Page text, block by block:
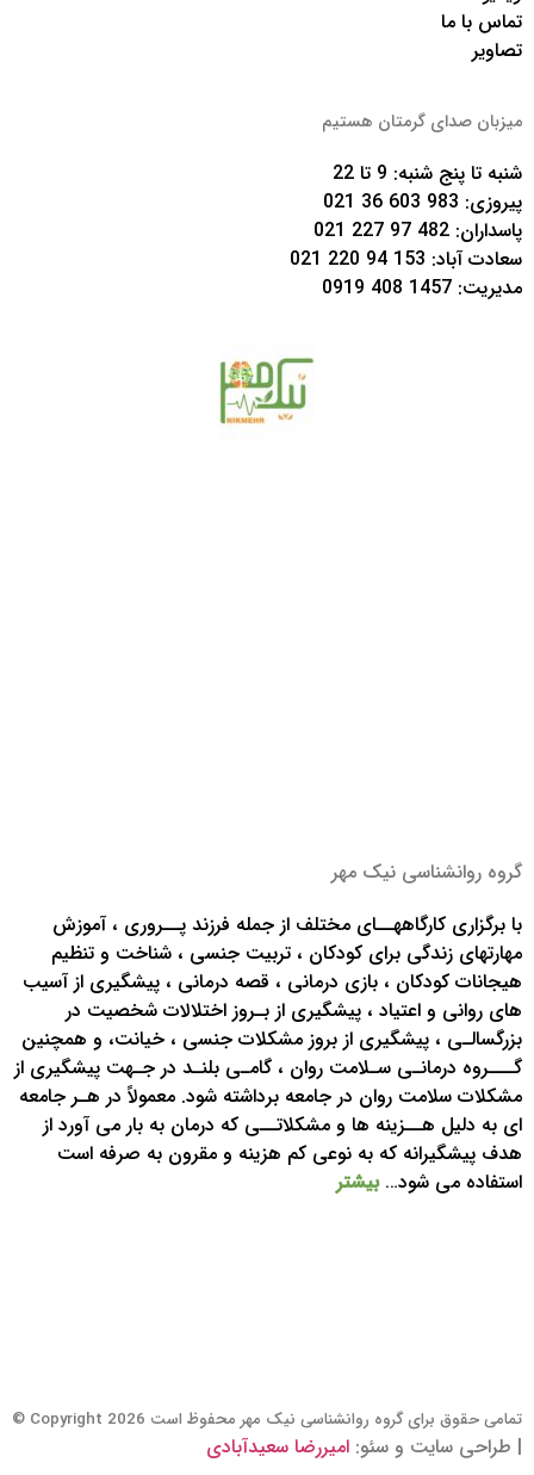
تماس با ما
تصاویر
میزبان صدای گرمتان هستیم
شنبه تا پنج شنبه: 9 تا 22
پیروزی: 983 603 36 021
پاسداران: 482 97 227 021
سعادت آباد: 153 94 220 021
مدیریت: 1457 408 0919
گروه روانشناسی نیک مهر
با برگزاری کارگاههــای مختلف از جمله فرزند پــروری ، آموزش
مهارتهای زندگی برای کودکان ، تربیت جنسی ، شناخت و تنظیم
هیجانات کودکان ، بازی درمانی ، قصه درمانی ، پیشگیری از آسیب
های روانی و اعتیاد ، پیشگیری از بـروز اختلالات شخصیت در
بزرگسالـی ، پیشگیری از بروز مشکلات جنسی ، خیانت، و همچنین
گـــروه درمانـی سـلامت روان ، گامـی بلنـد در جـهت پیشگیری از
مشکلات سلامت روان در جامعه برداشته شود. معمولاً در هـر جامعه
ای به دلیل هــزینه ها و مشکلاتــی که درمان به بار می آورد از
هدف پیشگیرانه که به نوعی کم هزینه و مقرون به صرفه است
استفاده می شود… بیشتر
تمامی حقوق برای گروه روانشناسی نیک مهر محفوظ است Copyright 2026 ©
| طراحی سایت و سئو: امیررضا سعیدآبادی